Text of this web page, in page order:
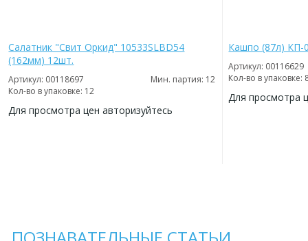
Салатник "Свит Оркид" 10533SLBD54
(162мм) 12шт.
Артикул: 00118697
Мин. партия: 12
Кол-во в упаковке: 12
Для просмотра цен авторизуйтесь
Кашпо (87л) КП-
Артикул: 00116629
Кол-во в упаковке:
Для просмотра